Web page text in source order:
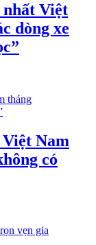
nhất Việt
dòng xe
Việt Nam
có